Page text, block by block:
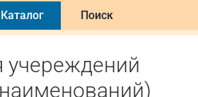
Каталог Поиск
учереждений